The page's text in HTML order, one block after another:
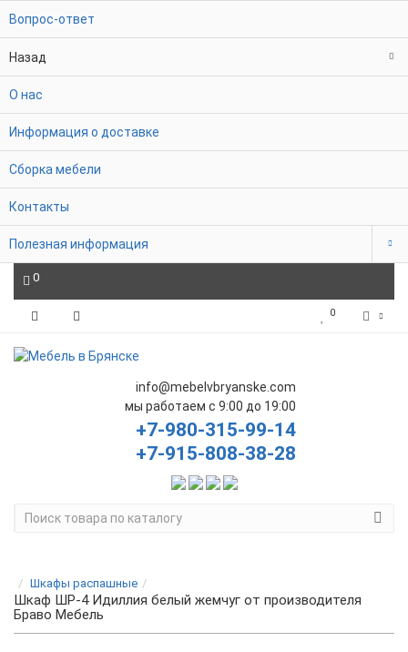
Вопрос-ответ
Назад
О нас
Информация о доставке
Сборка мебели
Контакты
Полезная информация
0
0
info@mebelvbryanske.com
мы работаем с 9:00 до 19:00
+7-980-315-99-14
+7-915-808-38-28
Шкафы распашные
Шкаф ШР-4 Идиллия белый жемчуг от производителя
Браво Мебель